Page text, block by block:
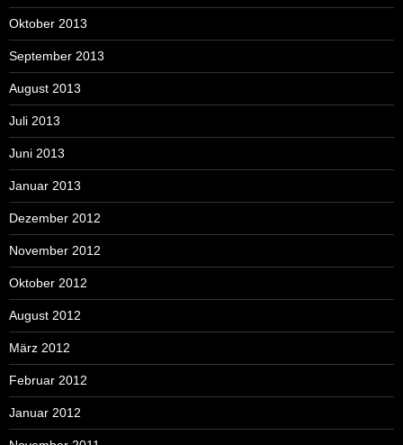
Oktober 2013
September 2013
August 2013
Juli 2013
Juni 2013
Januar 2013
Dezember 2012
November 2012
Oktober 2012
August 2012
März 2012
Februar 2012
Januar 2012